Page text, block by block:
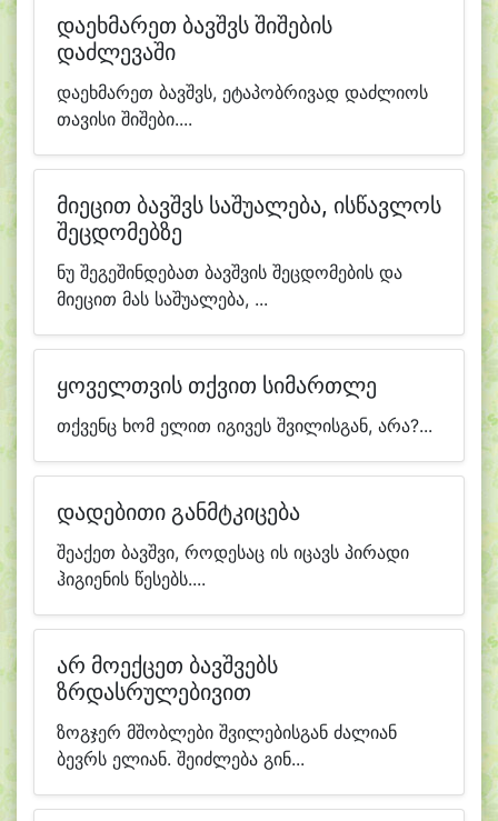
დაეხმარეთ ბავშვს შიშების
დაძლევაში
დაეხმარეთ ბავშვს, ეტაპობრივად დაძლიოს
თავისი შიშები....
მიეცით ბავშვს საშუალება, ისწავლოს
შეცდომებზე
ნუ შეგეშინდებათ ბავშვის შეცდომების და
მიეცით მას საშუალება, ...
ყოველთვის თქვით სიმართლე
თქვენც ხომ ელით იგივეს შვილისგან, არა?...
დადებითი განმტკიცება
შეაქეთ ბავშვი, როდესაც ის იცავს პირადი
ჰიგიენის წესებს....
არ მოექცეთ ბავშვებს
ზრდასრულებივით
ზოგჯერ მშობლები შვილებისგან ძალიან
ბევრს ელიან. შეიძლება გინ...